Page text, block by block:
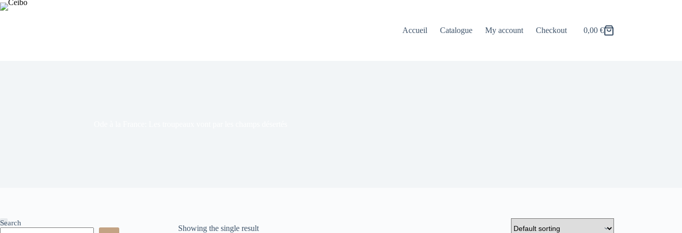
Accueil Catalogue My account Checkout 0,00 €
Showing the single result
Search